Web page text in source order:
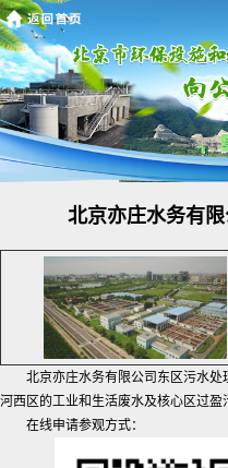
北京亦庄水务有
北京亦庄水务有限公司东区污水处
河西区的工业和生活废水及核心区过盈
在线申请参观方式：